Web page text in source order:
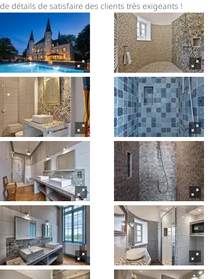
de détails de satisfaire des clients très exigeants !